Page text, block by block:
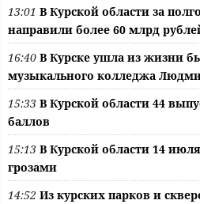
13:01 В Курской области за
направили более 60 млрд
16:40 В Курске ушла из жизни
музыкального колледжа
15:33 В Курской области 44
баллов
15:13 В Курской области 14
грозами
14:52 Из курских парков и